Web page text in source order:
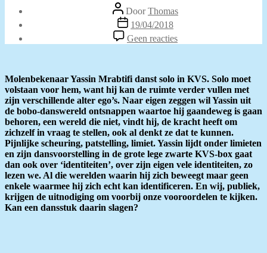
Berichtauteur
DoorThomas
Berichtdatum
19/04/2018
Geen reacties
From
Love
Molenbekenaar Yassin Mrabtifi danst solo in KVS. Solo moet
volstaan voor hem, want hij kan de ruimte verder vullen met
zijn verschillende alter ego’s. Naar eigen zeggen wil Yassin uit
de bobo-danswereld ontsnappen waartoe hij gaandeweg is gaan
behoren, een wereld die niet, vindt hij, de kracht heeft om
zichzelf in vraag te stellen, ook al denkt ze dat te kunnen.
Pijnlijke scheuring, patstelling, limiet. Yassin lijdt onder limieten
en zijn dansvoorstelling in de grote lege zwarte KVS-box gaat
dan ook over ‘identiteiten’, over zijn eigen vele identiteiten, zo
lezen we. Al die werelden waarin hij zich beweegt maar geen
enkele waarmee hij zich echt kan identificeren. En wij, publiek,
krijgen de uitnodiging om voorbij onze vooroordelen te kijken.
Kan een dansstuk daarin slagen?